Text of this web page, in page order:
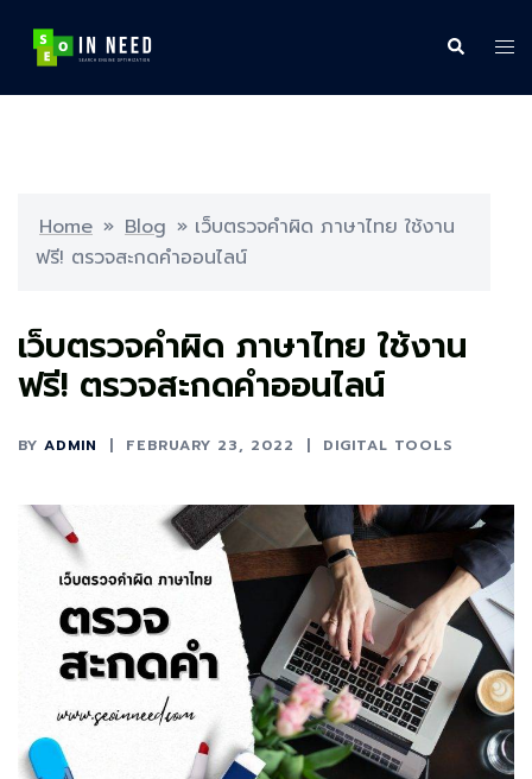
content
Search
Home » Blog » เว็บตรวจคําผิด ภาษาไทย ใช้งาน
ฟรี! ตรวจสะกดคำออนไลน์
เว็บตรวจคําผิด ภาษาไทย ใช้งาน
ฟรี! ตรวจสะกดคำออนไลน์
BY ADMIN FEBRUARY 23, 2022 DIGITAL TOOLS